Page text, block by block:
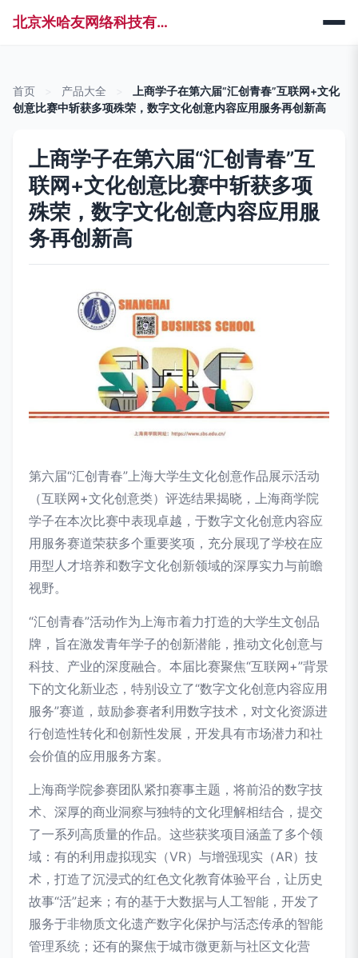
北京米哈友网络科技有限公司
首页 产品大全
上商学子在第六届“汇创青春”互联网+文化
创意比赛中斩获多项殊荣，数字文化创意内容应用服务再创新高
上商学子在第六届“汇创青春”互
联网+文化创意比赛中斩获多项
殊荣，数字文化创意内容应用服
务再创新高
第六届“汇创青春”上海大学生文化创意作品展示活动
（互联网+文化创意类）评选结果揭晓，上海商学院
学子在本次比赛中表现卓越，于数字文化创意内容应
用服务赛道荣获多个重要奖项，充分展现了学校在应
用型人才培养和数字文化创新领域的深厚实力与前瞻
视野。
“汇创青春”活动作为上海市着力打造的大学生文创品
牌，旨在激发青年学子的创新潜能，推动文化创意与
科技、产业的深度融合。本届比赛聚焦“互联网+”背景
下的文化新业态，特别设立了“数字文化创意内容应用
服务”赛道，鼓励参赛者利用数字技术，对文化资源进
行创造性转化和创新性发展，开发具有市场潜力和社
会价值的应用服务方案。
上海商学院参赛团队紧扣赛事主题，将前沿的数字技
术、深厚的商业洞察与独特的文化理解相结合，提交
了一系列高质量的作品。这些获奖项目涵盖了多个领
域：有的利用虚拟现实（VR）与增强现实（AR）技
术，打造了沉浸式的红色文化教育体验平台，让历史
故事“活”起来；有的基于大数据与人工智能，开发了
服务于非物质文化遗产数字化保护与活态传承的智能
管理系统；还有的聚焦于城市微更新与社区文化营